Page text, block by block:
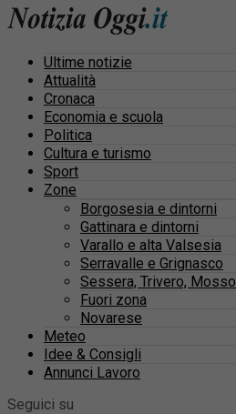
Ultime notizie
Attualità
Cronaca
Economia e scuola
Politica
Cultura e turismo
Sport
Zone
Borgosesia e dintorni
Gattinara e dintorni
Varallo e alta Valsesia
Serravalle e Grignasco
Sessera, Trivero, Mosso
Fuori zona
Novarese
Meteo
Idee & Consigli
Annunci Lavoro
Seguici su